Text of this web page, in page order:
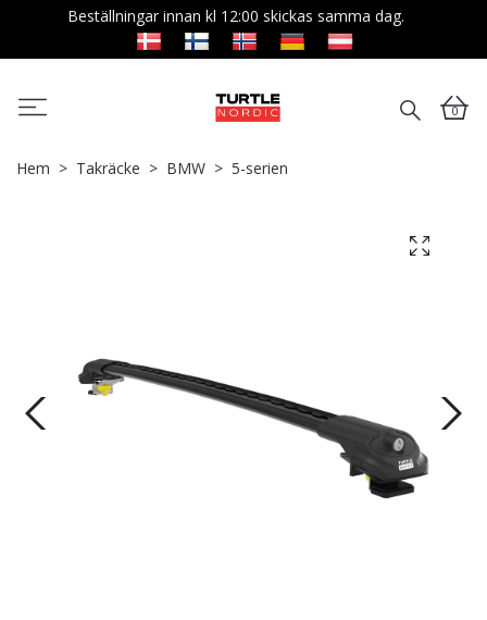
Beställningar innan kl 12:00 skickas samma dag.
0
Hem Takräcke BMW 5-serien